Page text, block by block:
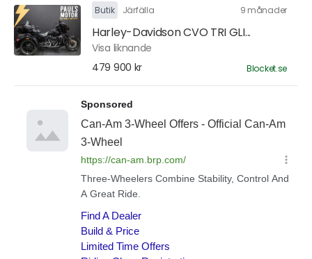
Butik Järfälla 9 månader
Harley-Davidson CVO TRI GLI...
Visa liknande
479 900 kr
Blocket.se